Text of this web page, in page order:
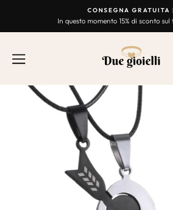
contenuto
CONSEGNA GRATUITA |
In questo momento 15% di sconto